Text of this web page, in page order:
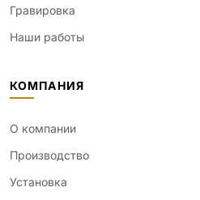
Гравировка
Наши работы
КОМПАНИЯ
О компании
Производство
Установка